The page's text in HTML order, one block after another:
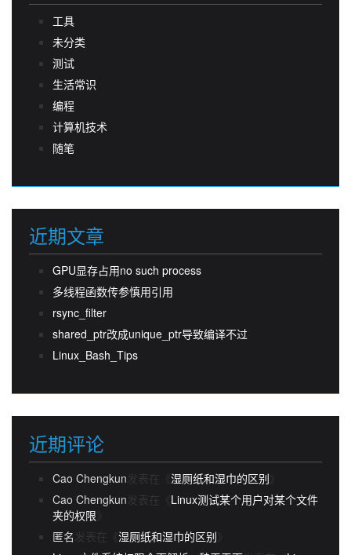
工具
未分类
测试
生活常识
编程
计算机技术
随笔
近期文章
GPU显存占用no such process
多线程函数传参慎用引用
rsync_filter
shared_ptr改成unique_ptr导致编译不过
Linux_Bash_Tips
近期评论
Cao Chengkun发表在《 湿厕纸和湿巾的区别
Cao Chengkun发表在《 Linux测试某个用户对某个文件
夹的权限
匿名 发表在《 湿厕纸和湿巾的区别